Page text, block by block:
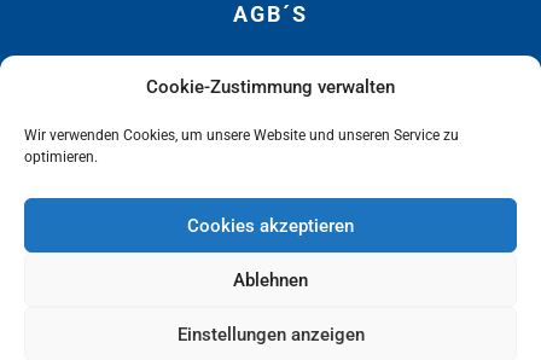
Cookie-Zustimmung verwalten
Wir verwenden Cookies, um unsere Website und unseren Service zu
optimieren.
Cookies akzeptieren
Ablehnen
Einstellungen anzeigen
AGB´S
LOGIN